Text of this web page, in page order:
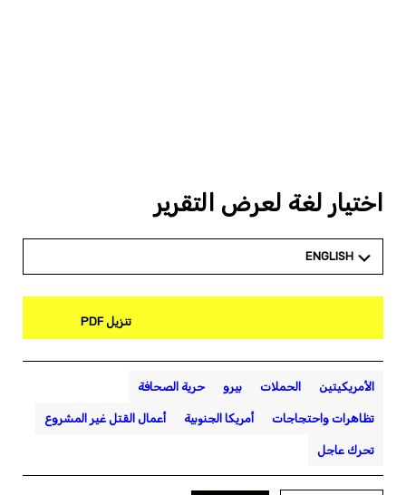
اختيار لغة لعرض التقرير
ENGLISH
تنزيل PDF
الأمريكيتين الحملات بيرو حرية الصحافة
تظاهرات واحتجاجات أمريكا الجنوبية أعمال القتل غير المشروع
تحرك عاجل